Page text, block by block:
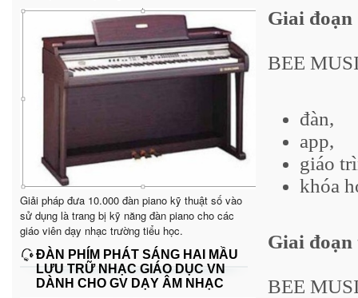
Giải pháp đưa 10.000 đàn piano kỹ thuật số vào
sử dụng là trang bị kỹ năng đàn piano cho các
giáo viên dạy nhạc trường tiểu học.
ĐÀN PHÍM PHÁT SÁNG HAI MẦU
LƯU TRỮ NHẠC GIÁO DỤC VN
DÀNH CHO GV DẠY ÂM NHẠC
Giai đoạn
BEE
đàn,
app,
giáo
khóa
Giai đoạn
BEE